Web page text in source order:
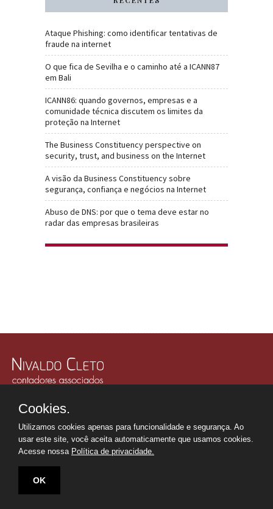
Ataque Phishing: como identificar tentativas de
fraude na internet
O que fica de Sevilha e o caminho até a ICANN87
em Bali
ICANN86: quando governos, empresas e a
comunidade técnica discutem os limites da
proteção na Internet
The Business Constituency perspective on
security, trust, and business on the Internet
A visão da Business Constituency sobre
segurança, confiança e negócios na Internet
Abuso de DNS: por que o tema deve estar no
radar das empresas brasileiras
Edifício Memorial Office Building - São Paulo - SP
Tel.: +55 112507-6249
Whatsapp: +55 1198669-0107
secretaria@nivaldocleto.cnt.br
Cookies.
Utilizamos cookies apenas para funcionalidade e segurança. Ao
usar este site, você aceita automaticamente que usamos cookies.
Acesse nossa Política de privacidade.
OK